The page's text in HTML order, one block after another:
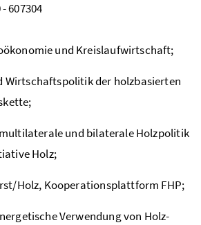
607304
und Kreislaufwirtschaft;
Wirtschaftspolitik der holzbasierten
und bilaterale Holzpolitik
Holz;
Holz, Kooperationsplattform FHP;
Verwendung von Holz-